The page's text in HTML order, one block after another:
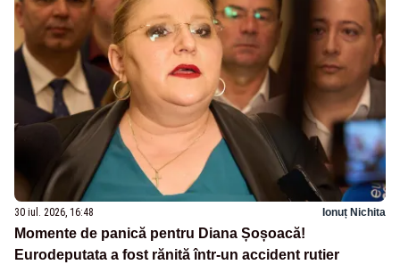
30 iul. 2026, 16:48 Ionuț Nichita
Momente de panică pentru Diana Șoșoacă!
Eurodeputata a fost rănită într-un accident rutier